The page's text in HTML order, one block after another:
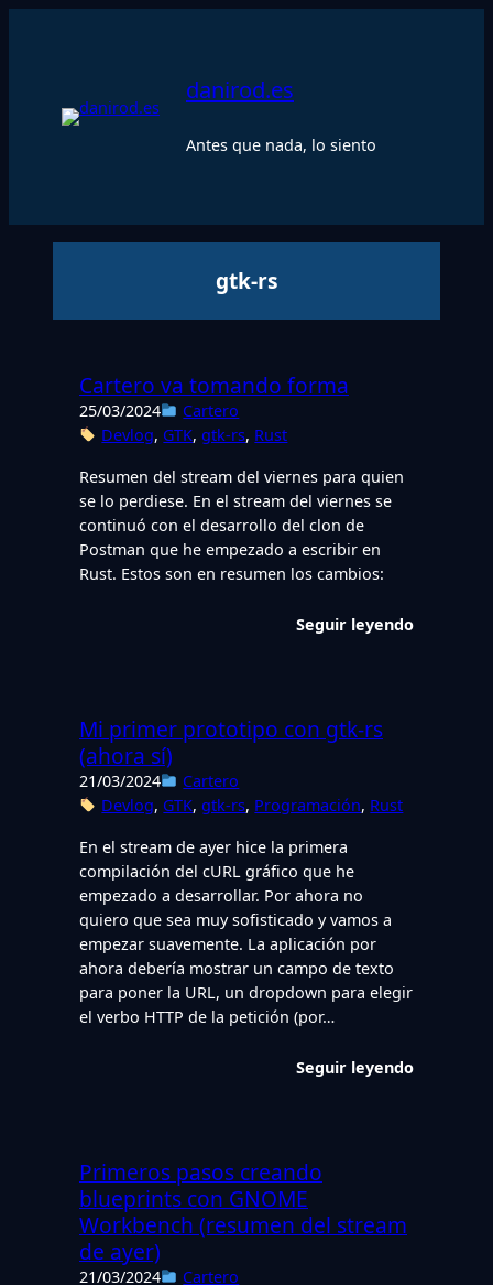
danirod.es
Antes que nada, lo siento
gtk-rs
Cartero va tomando forma
25/03/2024
Cartero
Devlog, GTK, gtk-rs, Rust
Resumen del stream del viernes para quien
se lo perdiese. En el stream del viernes se
continuó con el desarrollo del clon de
Postman que he empezado a escribir en
Rust. Estos son en resumen los cambios:
Seguir leyendo
Mi primer prototipo con gtk-rs
(ahora sí)
21/03/2024
Cartero
Devlog, GTK, gtk-rs, Programación, Rust
En el stream de ayer hice la primera
compilación del cURL gráfico que he
empezado a desarrollar. Por ahora no
quiero que sea muy sofisticado y vamos a
empezar suavemente. La aplicación por
ahora debería mostrar un campo de texto
para poner la URL, un dropdown para elegir
el verbo HTTP de la petición (por…
Seguir leyendo
Primeros pasos creando
blueprints con GNOME
Workbench (resumen del stream
de ayer)
21/03/2024
Cartero